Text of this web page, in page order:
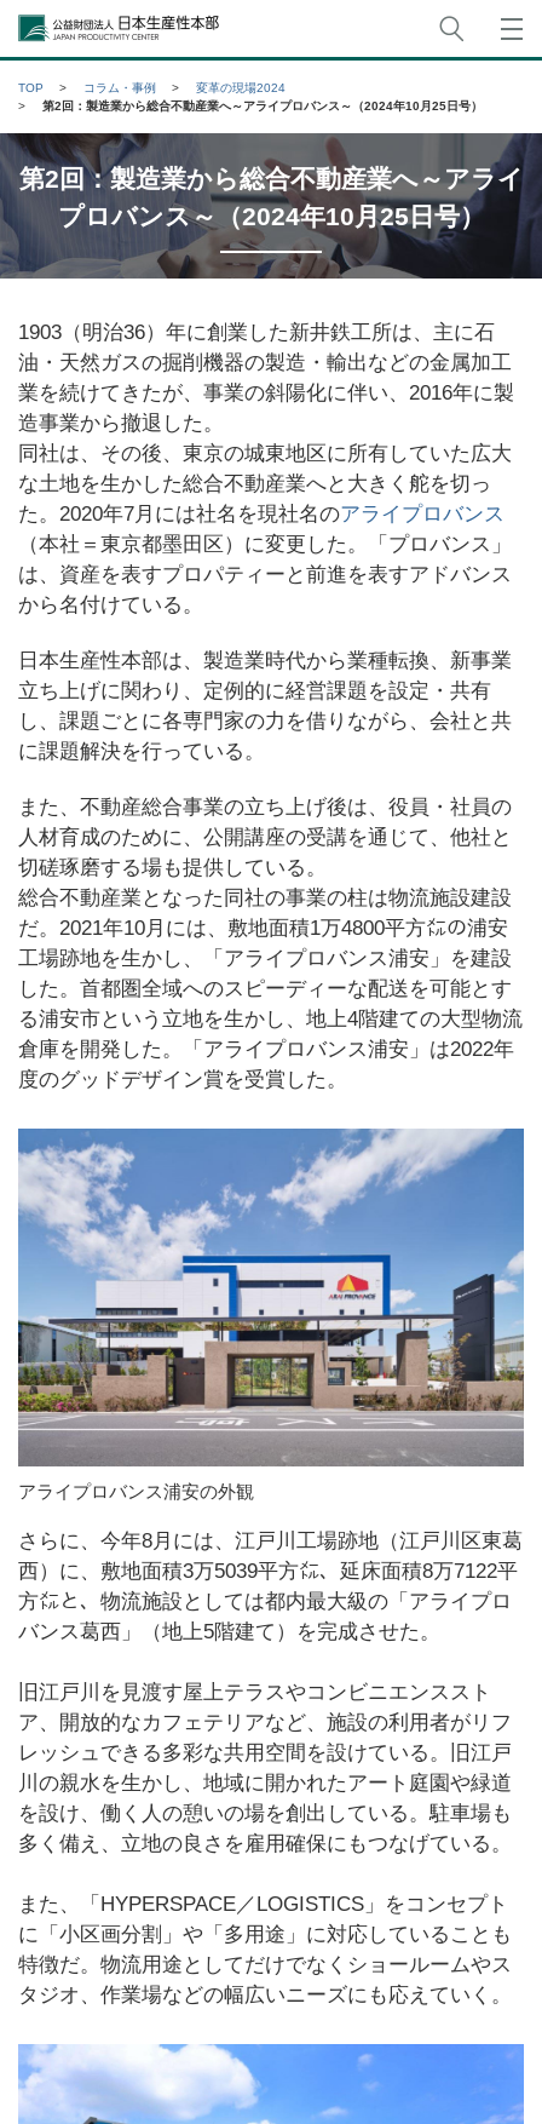
公益財団法人日本生産性本部
TOP コラム・事例
変革の現場2024
第2回：製造業から総合不動産業へ～アライプロバンス～（2024年10月25日号）
第2回：製造業から総合不動産業へ～アライ
プロバンス～（2024年10月25日号）
1903（明治36）年に創業した新井鉄工所は、主に石
油・天然ガスの掘削機器の製造・輸出などの金属加工
業を続けてきたが、事業の斜陽化に伴い、2016年に製
造事業から撤退した。
同社は、その後、東京の城東地区に所有していた広大
な土地を生かした総合不動産業へと大きく舵を切っ
た。2020年7月には社名を現社名のアライプロバンス
（本社＝東京都墨田区）に変更した。「プロバンス」
は、資産を表すプロパティーと前進を表すアドバンス
から名付けている。
日本生産性本部は、製造業時代から業種転換、新事業
立ち上げに関わり、定例的に経営課題を設定・共有
し、課題ごとに各専門家の力を借りながら、会社と共
に課題解決を行っている。
また、不動産総合事業の立ち上げ後は、役員・社員の
人材育成のために、公開講座の受講を通じて、他社と
切磋琢磨する場も提供している。
総合不動産業となった同社の事業の柱は物流施設建設
だ。2021年10月には、敷地面積1万4800平方㍍の浦安
工場跡地を生かし、「アライプロバンス浦安」を建設
した。首都圏全域へのスピーディーな配送を可能とす
る浦安市という立地を生かし、地上4階建ての大型物流
倉庫を開発した。「アライプロバンス浦安」は2022年
度のグッドデザイン賞を受賞した。
アライプロバンス浦安の外観
さらに、今年8月には、江戸川工場跡地（江戸川区東葛
西）に、敷地面積3万5039平方㍍、延床面積8万7122平
方㍍と、物流施設としては都内最大級の「アライプロ
バンス葛西」（地上5階建て）を完成させた。
旧江戸川を見渡す屋上テラスやコンビニエンススト
ア、開放的なカフェテリアなど、施設の利用者がリフ
レッシュできる多彩な共用空間を設けている。旧江戸
川の親水を生かし、地域に開かれたアート庭園や緑道
を設け、働く人の憩いの場を創出している。駐車場も
多く備え、立地の良さを雇用確保にもつなげている。
また、「HYPERSPACE／LOGISTICS」をコンセプト
に「小区画分割」や「多用途」に対応していることも
特徴だ。物流用途としてだけでなくショールームやス
タジオ、作業場などの幅広いニーズにも応えていく。